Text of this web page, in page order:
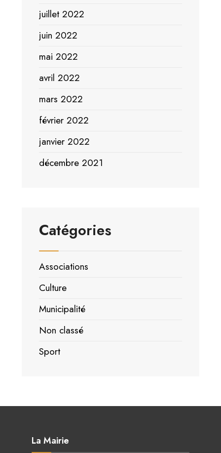
juillet 2022
juin 2022
mai 2022
avril 2022
mars 2022
février 2022
janvier 2022
décembre 2021
Catégories
Associations
Culture
Municipalité
Non classé
Sport
La Mairie